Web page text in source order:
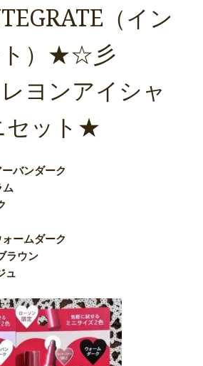
（イン
ト）★☆彡
ヨンアイシャ
セット★
バンダーク
ム
ームダーク
ラウン
ュ